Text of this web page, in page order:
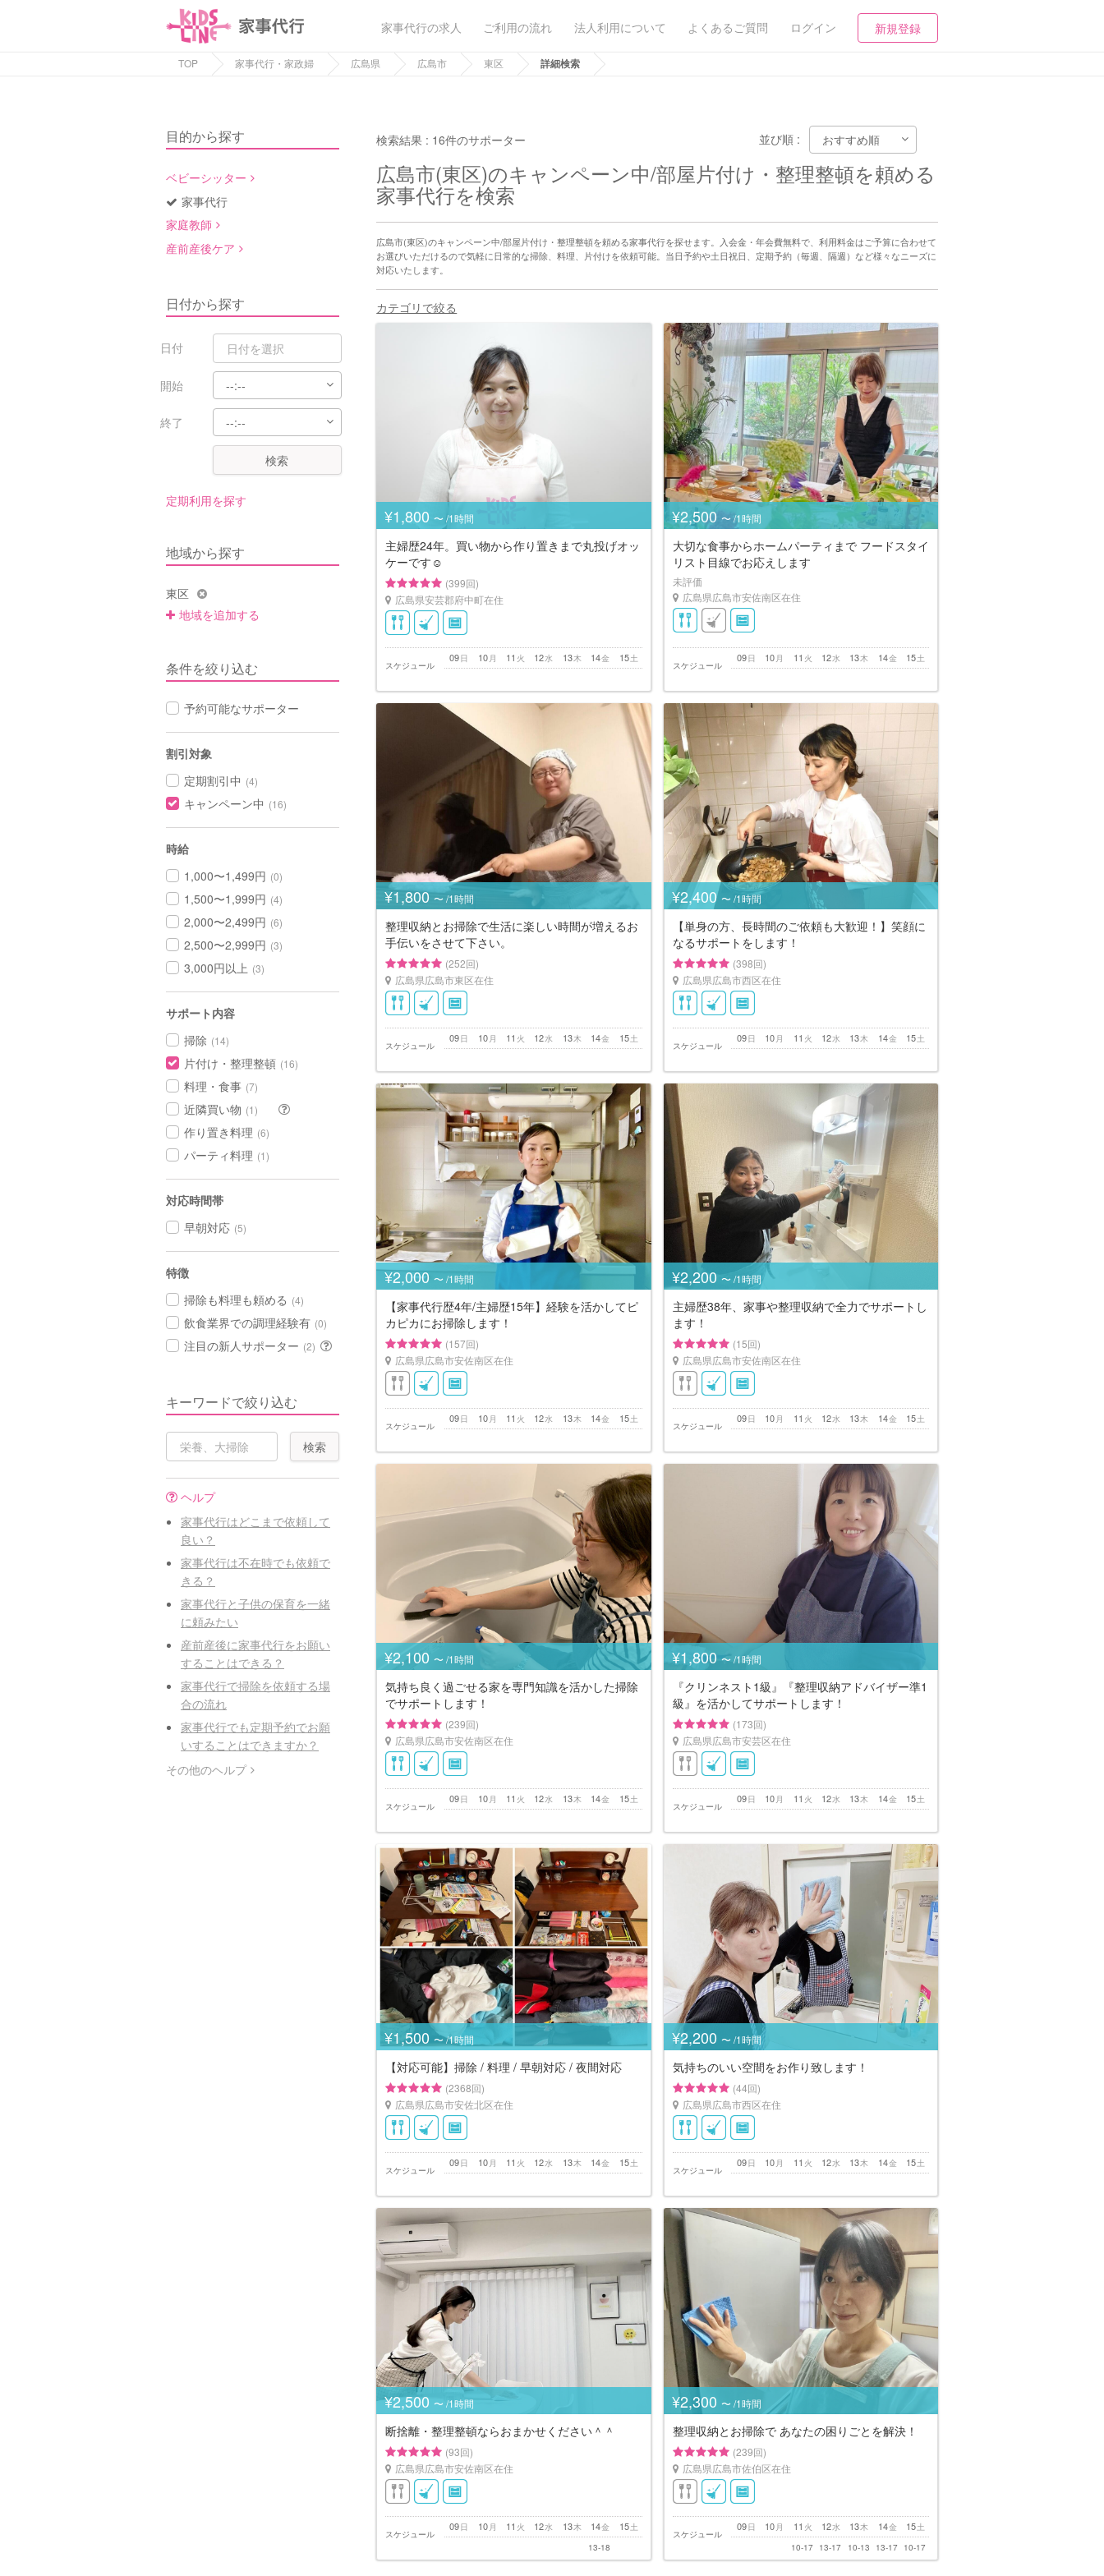
家事代行の求人 ご利用の流れ 法人利用について よくあるご質問 ログイン 新規登録
TOP 家事代行・家政婦 広島県 広島市 東区 詳細検索
目的から探す
ベビーシッター
家事代行
家庭教師
産前産後ケア
日付から探す
日付
開始
終了
検索
定期利用を探す
地域から探す
東区
地域を追加する
条件を絞り込む
予約可能なサポーター
割引対象
定期割引中 (4)
キャンペーン中 (16)
時給
1,000〜1,499円 (0)
1,500〜1,999円 (4)
2,000〜2,499円 (6)
2,500〜2,999円 (3)
3,000円以上 (3)
サポート内容
掃除 (14)
片付け・整理整頓 (16)
料理・食事 (7)
近隣買い物 (1)
作り置き料理 (6)
パーティ料理 (1)
対応時間帯
早朝対応 (5)
特徴
掃除も料理も頼める (4)
飲食業界での調理経験有 (0)
注目の新人サポーター (2)
キーワードで絞り込む
ヘルプ
家事代行はどこまで依頼して
良い？
家事代行は不在時でも依頼で
きる？
家事代行と子供の保育を一緒
に頼みたい
産前産後に家事代行をお願い
することはできる？
家事代行で掃除を依頼する場
合の流れ
家事代行でも定期予約でお願
いすることはできますか？
その他のヘルプ
検索結果 : 16件のサポーター 並び順 :
広島市(東区)のキャンペーン中/部屋片付け・整理整頓を頼める
家事代行を検索
広島市(東区)のキャンペーン中/部屋片付け・整理整頓を頼める家事代行を探せます。入会金・年会費無料で、利用料金はご予算に合わせて
お選びいただけるので気軽に日常的な掃除、料理、片付けを依頼可能。当日予約や土日祝日、定期予約（毎週、隔週）など様々なニーズに
対応いたします。
カテゴリで絞る
¥1,800 〜 /1時間
主婦歴24年。買い物から作り置きまで丸投げオッ
ケーです☺︎
(399回)
広島県安芸郡府中町在住
スケジュール
日
09 月
10 火
11 水
12 木
13 金
14 土
15
¥2,500 〜 /1時間
大切な食事からホームパーティまで フードスタイ
リスト目線でお応えします
未評価
広島県広島市安佐南区在住
スケジュール
日
09 月
10 火
11 水
12 木
13 金
14 土
15
¥1,800 〜 /1時間
整理収納とお掃除で生活に楽しい時間が増えるお
手伝いをさせて下さい。
(252回)
広島県広島市東区在住
スケジュール
日
09 月
10 火
11 水
12 木
13 金
14 土
15
¥2,400 〜 /1時間
【単身の方、長時間のご依頼も大歓迎！】笑顔に
なるサポートをします！
(398回)
広島県広島市西区在住
スケジュール
日
09 月
10 火
11 水
12 木
13 金
14 土
15
¥2,000 〜 /1時間
【家事代行歴4年/主婦歴15年】経験を活かしてピ
カピカにお掃除します！
(157回)
広島県広島市安佐南区在住
スケジュール
日
09 月
10 火
11 水
12 木
13 金
14 土
15
¥2,200 〜 /1時間
主婦歴38年、家事や整理収納で全力でサポートし
ます！
(15回)
広島県広島市安佐南区在住
スケジュール
日
09 月
10 火
11 水
12 木
13 金
14 土
15
¥2,100 〜 /1時間
気持ち良く過ごせる家を専門知識を活かした掃除
でサポートします！
(239回)
広島県広島市安佐南区在住
スケジュール
日
09 月
10 火
11 水
12 木
13 金
14 土
15
¥1,800 〜 /1時間
『クリンネスト1級』『整理収納アドバイザー準1
級』を活かしてサポートします！
(173回)
広島県広島市安芸区在住
スケジュール
日
09 月
10 火
11 水
12 木
13 金
14 土
15
¥1,500 〜 /1時間
【対応可能】掃除 / 料理 / 早朝対応 / 夜間対応
(2368回)
広島県広島市安佐北区在住
スケジュール
日
09 月
10 火
11 水
12 木
13 金
14 土
15
¥2,200 〜 /1時間
気持ちのいい空間をお作り致します！
(44回)
広島県広島市西区在住
スケジュール
日
09 月
10 火
11 水
12 木
13 金
14 土
15
¥2,500 〜 /1時間
断捨離・整理整頓ならおまかせください＾＾
(93回)
広島県広島市安佐南区在住
スケジュール
日
09 月
10 火
11 水
12 木
13 金
14 土
15
13-18
¥2,300 〜 /1時間
整理収納とお掃除で あなたの困りごとを解決！
(239回)
広島県広島市佐伯区在住
スケジュール
日
09 月
10 火
11 水
12 木
13 金
14 土
15
10-17 13-17 10-13 13-17 10-17